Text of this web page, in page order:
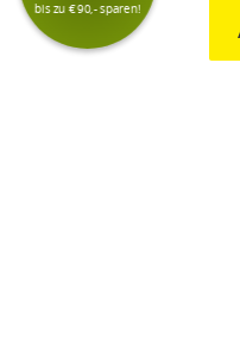
bis zu € 90,- sparen!